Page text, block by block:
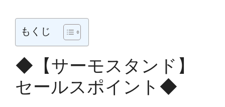
もくじ
◆【サーモスタンド】
セールスポイント◆